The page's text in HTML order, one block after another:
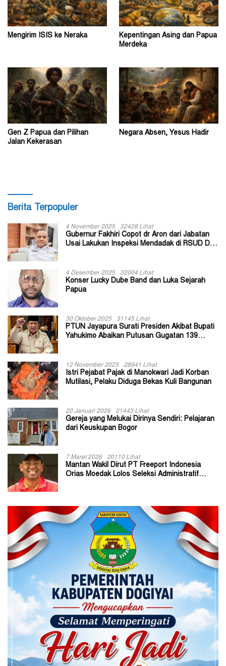
Mengirim ISIS ke Neraka
Kepentingan Asing dan Papua
Merdeka
Gen Z Papua dan Pilihan
Jalan Kekerasan
Negara Absen, Yesus Hadir
Berita Terpopuler
4 November 2025 32428 Lihat
Gubernur Fakhiri Copot dr Aron dari Jabatan
Usai Lakukan Inspeksi Mendadak di RSUD Dok
4 Desember 2025 32004 Lihat
Konser Lucky Dube Band dan Luka Sejarah
Papua
30 Oktober 2025 31145 Lihat
PTUN Jayapura Surati Presiden Akibat Bupati
Yahukimo Abaikan Putusan Gugatan 139
12 November 2025 28941 Lihat
Istri Pejabat Pajak di Manokwari Jadi Korban
Mutilasi, Pelaku Diduga Bekas Kuli Bangunan
20 Januari 2026 21443 Lihat
Gereja yang Melukai Dirinya Sendiri: Pelajaran
dari Keuskupan Bogor
7 Maret 2026 20110 Lihat
Mantan Wakil Dirut PT Freeport Indonesia
Orias Moedak Lolos Seleksi Administratif